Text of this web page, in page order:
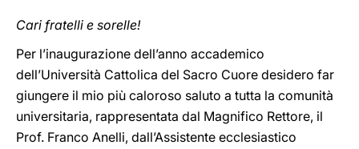
Cari fratelli e sorelle!
Per l’inaugurazione dell’anno accademico
dell’Università Cattolica del Sacro Cuore desidero far
giungere il mio più caloroso saluto a tutta la comunità
universitaria, rappresentata dal Magnifico Rettore, il
Prof. Franco Anelli, dall’Assistente ecclesiastico